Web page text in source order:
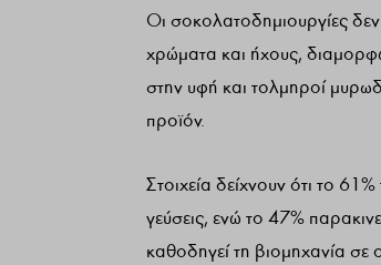
Οι σοκολατοδημιουργίες
χρώματα και ήχους,
στην υφή και τολμηροί
προϊόν.
Στοιχεία δείχνουν ότι το
γεύσεις, ενώ το 47%
καθοδηγεί τη βιομηχανία σε